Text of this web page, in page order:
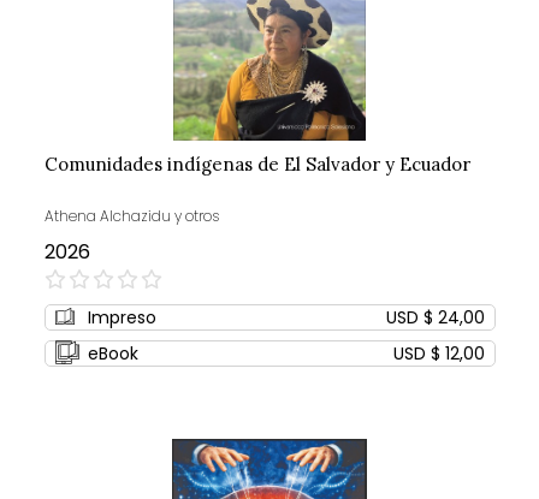
Comunidades indígenas de El Salvador y Ecuador
Athena Alchazidu y otros
2026
0%
Impreso
USD $ 24,00
eBook
USD $ 12,00